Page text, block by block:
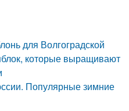
для Волгоградской
которые выращивают
Популярные зимние